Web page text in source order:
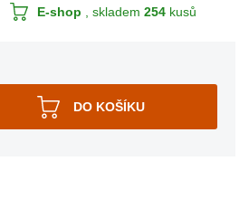
E-shop
, skladem 254 kusů